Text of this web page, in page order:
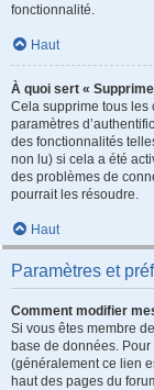
fonctionnalité.
Haut
À quoi sert «
Cela supprime tous les
paramètres
des fonctionnalités
non lu) si cela a été
des problèmes de
pourrait les résoudre.
Haut
Paramètres et
Comment modifier
Si vous êtes membre
base de données.
(généralement ce lien
haut des pages du